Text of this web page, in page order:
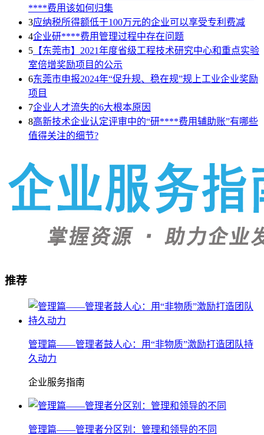
****费用该如何归集
3应纳税所得额低于100万元的企业可以享受专利费减
4企业研****费用管理过程中存在问题
5 【东莞市】2021年度省级工程技术研究中心和重点实验
室倍增奖励项目的公示
6东莞市申报2024年“促升规、稳在规”规上工业企业奖励
项目
7企业人才流失的6大根本原因
8高新技术企业认定评审中的“研****费用辅助账”有哪些
值得关注的细节?
推荐
管理篇——管理者鼓人心：用“非物质”激励打造团队持
久动力
企业服务指南
管理篇——管理者分区别：管理和领导的不同